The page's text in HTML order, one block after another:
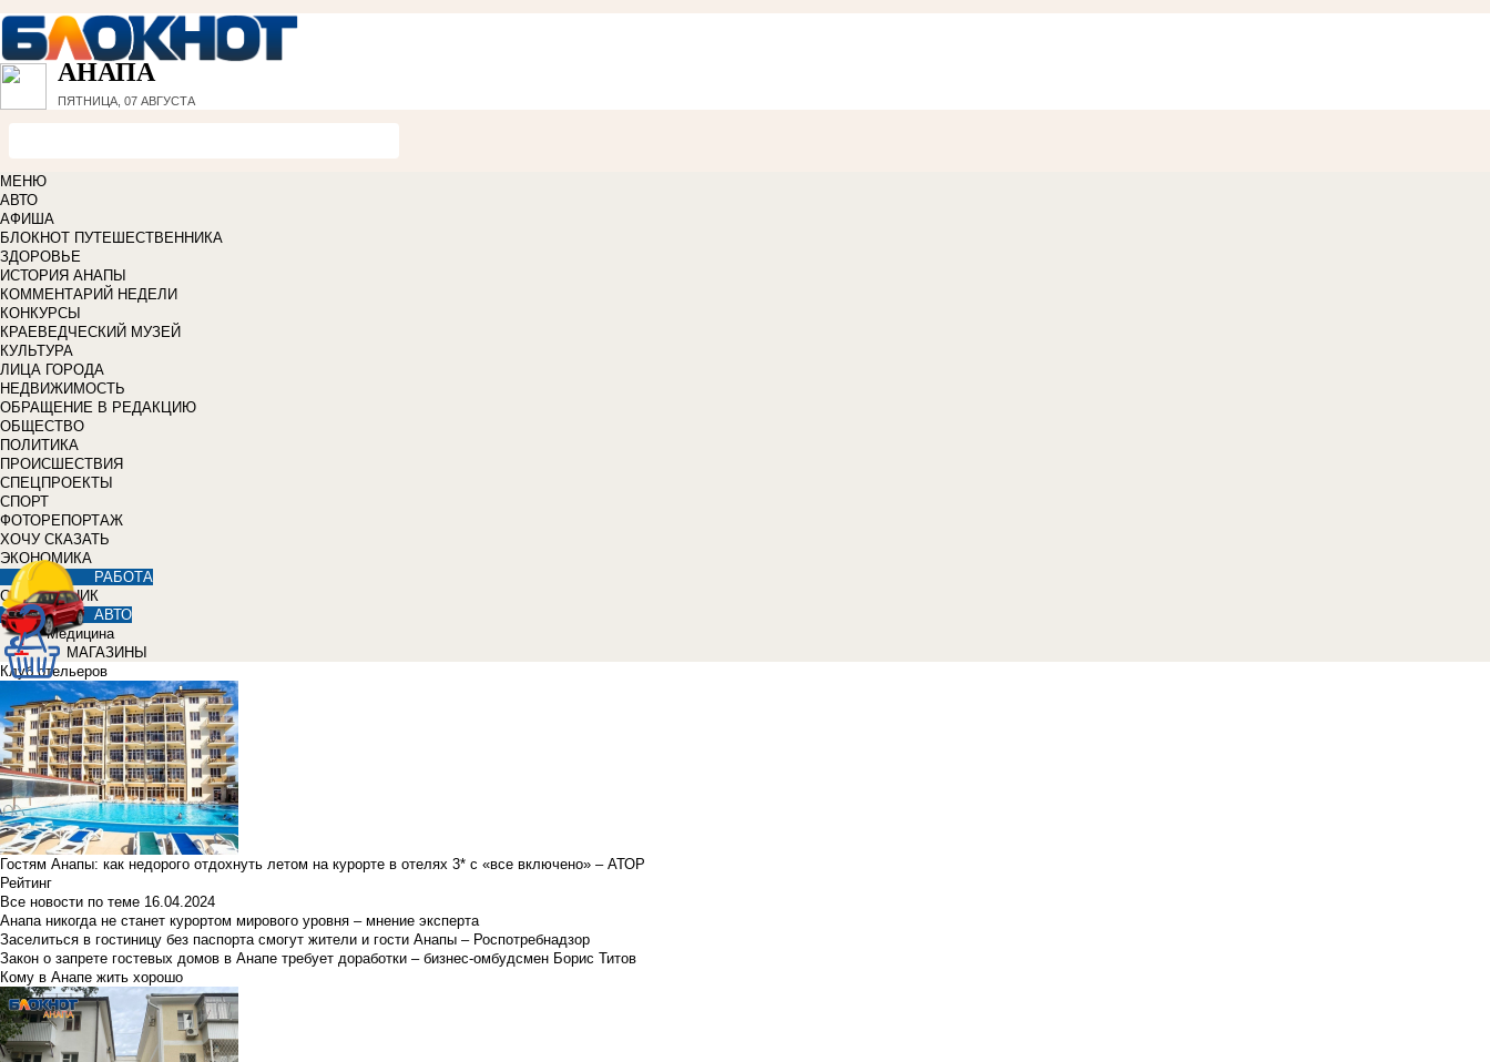
АНАПА
ПЯТНИЦА, 07 АВГУСТА
МЕНЮ
АВТО
АФИША
БЛОКНОТ ПУТЕШЕСТВЕННИКА
ЗДОРОВЬЕ
ИСТОРИЯ АНАПЫ
КОММЕНТАРИЙ НЕДЕЛИ
КОНКУРСЫ
КРАЕВЕДЧЕСКИЙ МУЗЕЙ
КУЛЬТУРА
ЛИЦА ГОРОДА
НЕДВИЖИМОСТЬ
ОБРАЩЕНИЕ В РЕДАКЦИЮ
ОБЩЕСТВО
ПОЛИТИКА
ПРОИСШЕСТВИЯ
СПЕЦПРОЕКТЫ
СПОРТ
ФОТОРЕПОРТАЖ
ХОЧУ СКАЗАТЬ
ЭКОНОМИКА
РАБОТА
СПРАВОЧНИК
АВТО
Медицина
МАГАЗИНЫ
Клуб отельеров
Гостям Анапы: как недорого отдохнуть летом на курорте в отелях 3* с «все включено» – АТОР
Рейтинг
Все новости по теме 16.04.2024
Анапа никогда не станет курортом мирового уровня – мнение эксперта
Заселиться в гостиницу без паспорта смогут жители и гости Анапы – Роспотребнадзор
Закон о запрете гостевых домов в Анапе требует доработки – бизнес-омбудсмен Борис Титов
Кому в Анапе жить хорошо